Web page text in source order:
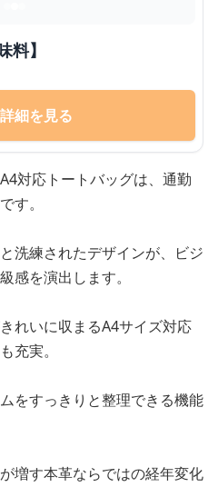
】
細を見る
対応トートバッグは、通勤
す。
洗練されたデザインが、ビジ
感を演出します。
れいに収まるA4サイズ対応
充実。
をすっきりと整理できる機能
増す本革ならではの経年変化